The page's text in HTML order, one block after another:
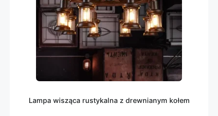
Lampa wisząca rustykalna z drewnianym kołem